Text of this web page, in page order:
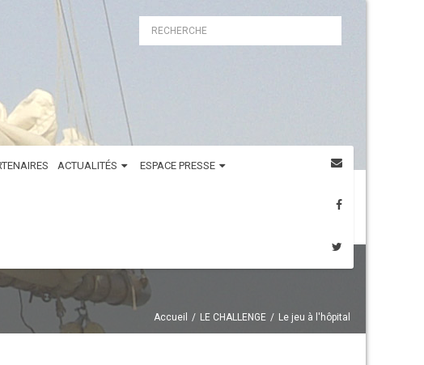
ACTUALITÉS ESPACE PRESSE
Accueil LE CHALLENGE Le jeu à l'hôpital